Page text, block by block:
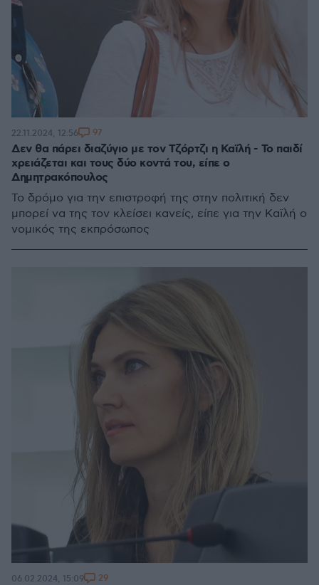
Δεν θα πάρει διαζύγιο με τον Τζόρτζι η Καϊλή - Το παιδί
χρειάζεται και τους δύο κοντά του, είπε ο
Δημητρακόπουλος
Το δρόμο για την επιστροφή της στην πολιτική δεν
μπορεί να της τον κλείσει κανείς, είπε για την Καϊλή ο
νομικός της εκπρόσωπος
22.11.2024, 12:56 97
06.02.2024, 15:09 29